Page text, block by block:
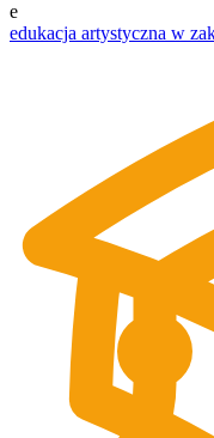
e
edukacja artystyczna w